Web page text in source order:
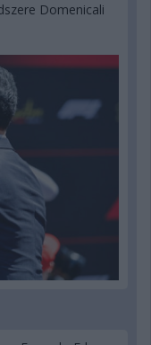
Domenicali